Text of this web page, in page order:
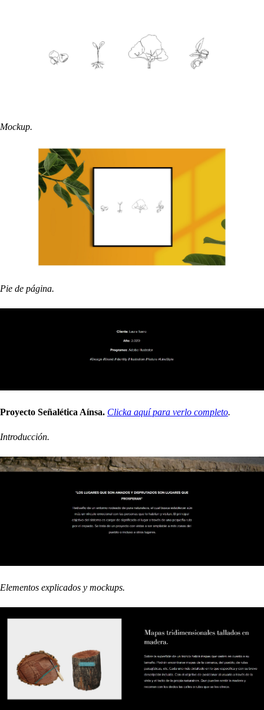
Mockup.
Pie de página.
Proyecto Señalética Aínsa. Clicka aquí para verlo completo.
Introducción.
Elementos explicados y mockups.